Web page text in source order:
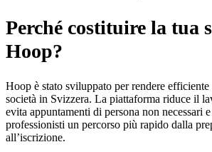
Perché costituire la tua
Hoop?
Hoop è stato sviluppato per rendere
società in Svizzera. La piattaforma riduce il
evita appuntamenti di persona non necessari
professionisti un percorso più rapido dalla
all’iscrizione.